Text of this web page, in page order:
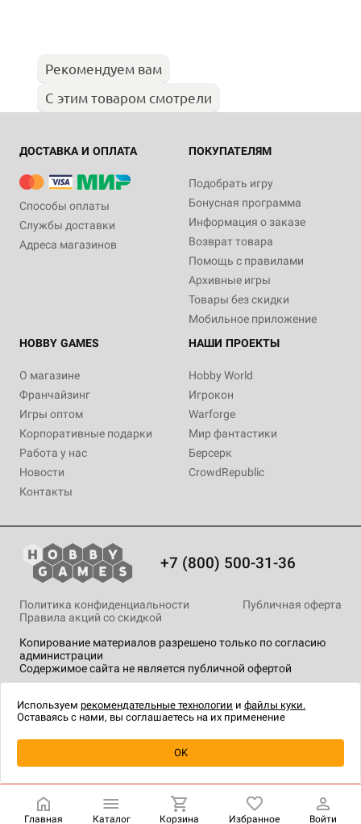
Уведомить о наличии
Рекомендуем вам
С этим товаром смотрели
ДОСТАВКА И ОПЛАТА
Способы оплаты
Службы доставки
Адреса магазинов
ПОКУПАТЕЛЯМ
Подобрать игру
Бонусная программа
Информация о заказе
Возврат товара
Помощь с правилами
Архивные игры
Товары без скидки
Мобильное приложение
HOBBY GAMES
О магазине
Франчайзинг
Игры оптом
Корпоративные подарки
Работа у нас
Новости
Контакты
НАШИ ПРОЕКТЫ
Hobby World
Игрокон
Warforge
Мир фантастики
Берсерк
CrowdRepublic
+7 (800) 500-31-36
Копирование материалов разрешено только по согласию
администрации
Содержимое сайта не является публичной офертой
Политика конфиденциальности
Публичная оферта
Правила акций со скидкой
технологии.
Главная Каталог Корзина Избранное Войти
Используем рекомендательные технологии и файлы куки.
Оставаясь с нами, вы соглашаетесь на их применение
OK